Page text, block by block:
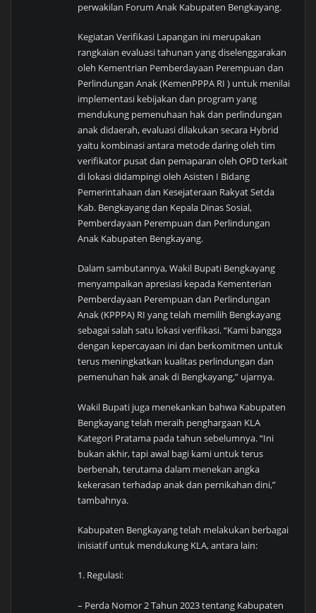
perwakilan Forum Anak Kabupaten Bengkayang.
Kegiatan Verifikasi Lapangan ini merupakan
rangkaian evaluasi tahunan yang diselenggarakan
oleh Kementrian Pemberdayaan Perempuan dan
Perlindungan Anak (KemenPPPA RI ) untuk menilai
implementasi kebijakan dan program yang
mendukung pemenuhaan hak dan perlindungan
anak didaerah, evaluasi dilakukan secara Hybrid
yaitu kombinasi antara metode daring oleh tim
verifikator pusat dan pemaparan oleh OPD terkait
di lokasi didampingi oleh Asisten I Bidang
Pemerintahaan dan Kesejateraan Rakyat Setda
Kab. Bengkayang dan Kepala Dinas Sosial,
Pemberdayaan Perempuan dan Perlindungan
Anak Kabupaten Bengkayang.
Dalam sambutannya, Wakil Bupati Bengkayang
menyampaikan apresiasi kepada Kementerian
Pemberdayaan Perempuan dan Perlindungan
Anak (KPPPA) RI yang telah memilih Bengkayang
sebagai salah satu lokasi verifikasi. “Kami bangga
dengan kepercayaan ini dan berkomitmen untuk
terus meningkatkan kualitas perlindungan dan
pemenuhan hak anak di Bengkayang,” ujarnya.
Wakil Bupati juga menekankan bahwa Kabupaten
Bengkayang telah meraih penghargaan KLA
Kategori Pratama pada tahun sebelumnya. “Ini
bukan akhir, tapi awal bagi kami untuk terus
berbenah, terutama dalam menekan angka
kekerasan terhadap anak dan pernikahan dini,”
tambahnya.
Kabupaten Bengkayang telah melakukan berbagai
inisiatif untuk mendukung KLA, antara lain:
1. Regulasi:
– Perda Nomor 2 Tahun 2023 tentang Kabupaten